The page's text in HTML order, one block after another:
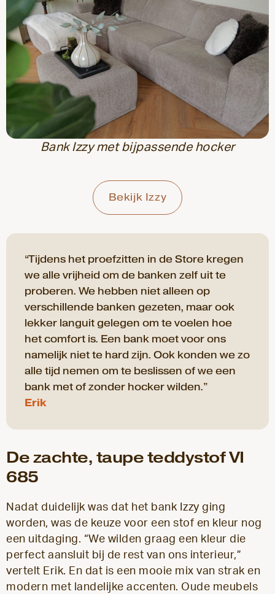
Bank Izzy met bijpassende hocker
Bekijk Izzy
“Tijdens het proefzitten in de Store kregen
we alle vrijheid om de banken zelf uit te
proberen. We hebben niet alleen op
verschillende banken gezeten, maar ook
lekker languit gelegen om te voelen hoe
het comfort is. Een bank moet voor ons
namelijk niet te hard zijn. Ook konden we zo
alle tijd nemen om te beslissen of we een
bank met of zonder hocker wilden.”
Erik
De zachte, taupe teddystof VI
685
Nadat duidelijk was dat het bank Izzy ging
worden, was de keuze voor een stof en kleur nog
een uitdaging. “We wilden graag een kleur die
perfect aansluit bij de rest van ons interieur,”
vertelt Erik. En dat is een mooie mix van strak en
modern met landelijke accenten. Oude meubels